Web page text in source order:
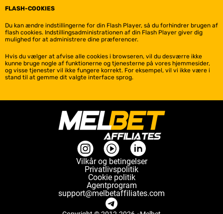
FLASH-COOKIES
Du kan ændre indstillingerne for din Flash Player, så du forhindrer brugen af
flash cookies. Indstillingsadministrationen af din Flash Player giver dig
mulighed for at administrere dine præferencer.
Hvis du vælger at afvise alle cookies i browseren, vil du desværre ikke
kunne bruge nogle af funktionerne og tjenesterne på vores hjemmesider,
og visse tjenester vil ikke fungere korrekt. For eksempel, vil vi ikke være i
stand til at gemme dit valgte interface sprog.
Vilkår og betingelser
Privatlivspolitik
Cookie politik
Agentprogram
support@melbetaffiliates.com